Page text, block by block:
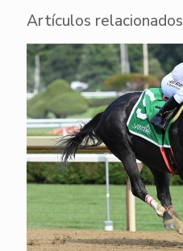
Artículos relacionados